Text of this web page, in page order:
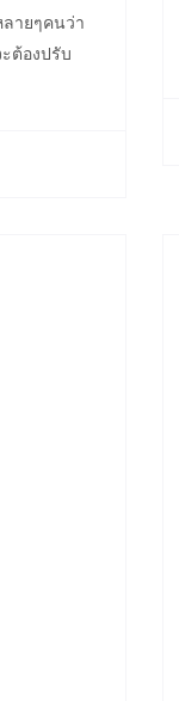
ายๆคนว่า
ต้องปรับ